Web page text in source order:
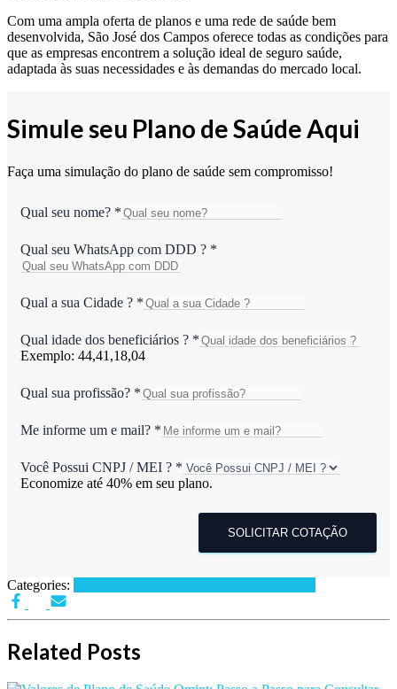
Com uma ampla oferta de planos e uma rede de saúde bem
desenvolvida, São José dos Campos oferece todas as condições para
que as empresas encontrem a solução ideal de seguro saúde,
adaptada às suas necessidades e às demandas do mercado local.
Simule seu Plano de Saúde Aqui
Faça uma simulação do plano de saúde sem compromisso!
Qual seu nome? *
Qual seu WhatsApp com DDD ? *
Qual a sua Cidade ? *
Qual idade dos beneficiários ? *
Exemplo: 44,41,18,04
Qual sua profissão? *
Me informe um e mail? *
Você Possui CNPJ / MEI ? *
Economize até 40% em seu plano.
SOLICITAR COTAÇÃO
Categories:
Related Posts